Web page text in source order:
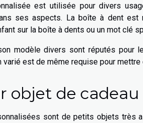
est utilisée pour divers
ses aspects. La boîte à dent
sur la boîte à dents ou un mot clé
modèle divers sont réputés pour
est de même requise pour mettre
objet de
sont de petits objets très